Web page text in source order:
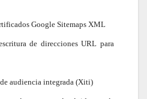
Google Sitemaps XML
de direcciones URL para
audiencia integrada (Xiti)